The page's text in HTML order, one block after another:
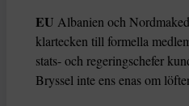
EU Albanien och
klartecken till formella
stats- och regeringschefer
Bryssel inte ens enas om